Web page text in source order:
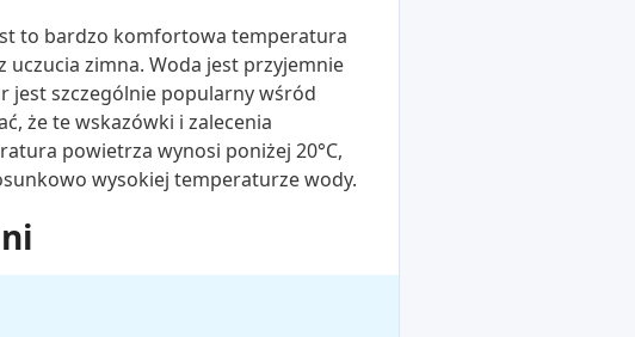
to bardzo komfortowa temperatura
uczucia zimna. Woda jest przyjemnie
jest szczególnie popularny wśród
że te wskazówki i zalecenia
powietrza wynosi poniżej 20°C,
wysokiej temperaturze wody.